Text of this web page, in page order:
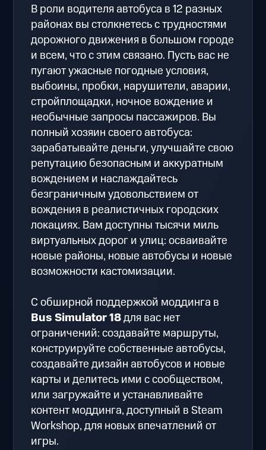
В роли водителя автобуса в 12 разных
районах вы столкнетесь с трудностями
дорожного движения в большом городе
и всем, что с этим связано. Пусть вас не
пугают ужасные погодные условия,
выбоины, пробки, нарушители, аварии,
стройплощадки, ночное вождение и
необычные запросы пассажиров. Вы
полный хозяин своего автобуса:
зарабатывайте деньги, улучшайте свою
репутацию безопасным и аккуратным
вождением и наслаждайтесь
безграничным удовольствием от
вождения в реалистичных городских
локациях. Вам доступны тысячи миль
виртуальных дорог и улиц: осваивайте
новые районы, новые автобусы и новые
возможности кастомизации.
С обширной поддержкой моддинга в
Bus Simulator 18для вас нет
ограничений: создавайте маршруты,
конструируйте собственные автобусы,
создавайте дизайн автобусов и новые
карты и делитесь ими с сообществом,
или загружайте и устанавливайте
контент моддинга, доступный в Steam
Workshop, для новых впечатлений от
игры.